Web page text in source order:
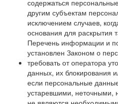
содержаться
другим субъектам
исключением случаев,
основания для раскрытия
Перечень информации и
установлен Законом о
требовать от оператора
данных, их блокирования
если персональные
устаревшими, неточными,